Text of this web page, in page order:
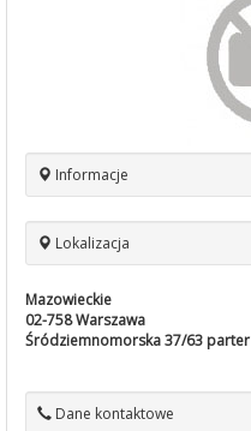
Informacje
Lokalizacja
Mazowieckie
02-758Warszawa
Śródziemnomorska 37/63 parter
Dane kontaktowe